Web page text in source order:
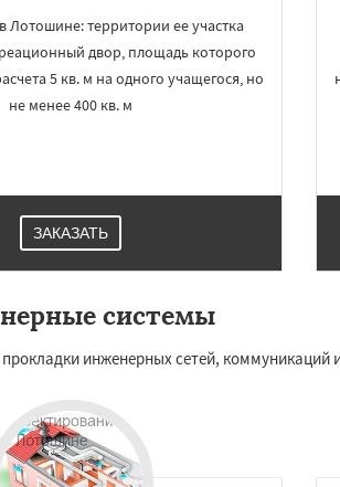
Лотошине: территории ее участка
двор, площадь которого
5 кв. м на одного учащегося, но
не менее 400 кв. м
ЗАКАЗАТЬ
системы
инженерных сетей, коммуникаций